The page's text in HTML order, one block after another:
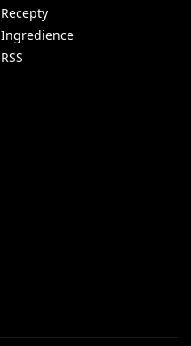
Recepty
Ingredience
RSS